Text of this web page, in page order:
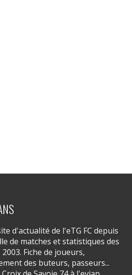
d'actualité de l'eTG FC depuis
de matches et statistiques des
Fiche de joueurs,
des buteurs, passeurs...